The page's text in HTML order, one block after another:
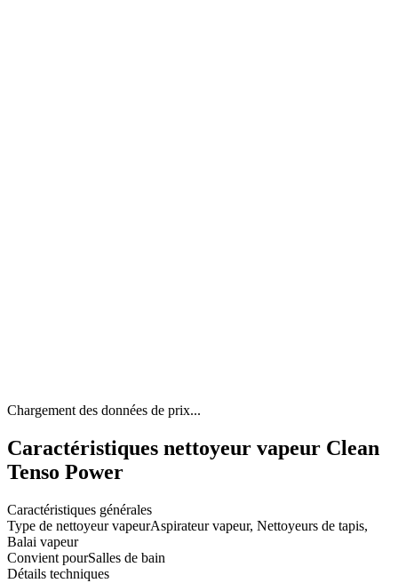
Chargement des données de prix...
Caractéristiques nettoyeur vapeur Clean
Tenso Power
Caractéristiques générales
Type de nettoyeur vapeurAspirateur vapeur, Nettoyeurs de tapis,
Balai vapeur
Convient pourSalles de bain
Détails techniques